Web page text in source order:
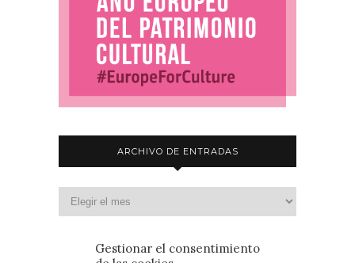
Gestionar el consentimiento
ARCHIVO DE ENTRADAS